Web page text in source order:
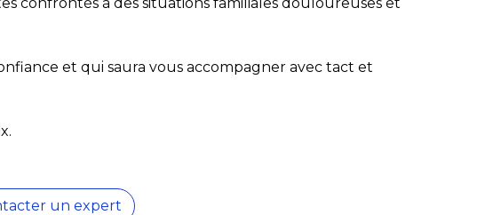
et qui saura vous accompagner avec tact et
un expert